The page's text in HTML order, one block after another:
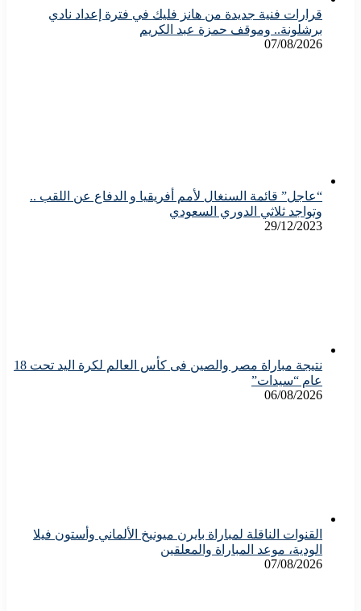
قرارات فنية جديدة من هانز فليك في فترة إعداد نادي
برشلونة.. وموقف حمزة عبد الكريم
07/08/2026
“عاجل” قائمة السنغال لأمم أفريقيا و الدفاع عن اللقب ..
وتواجد ثلاثي الدوري السعودي
29/12/2023
نتيجة مباراة مصر والصين فى كأس العالم لكرة اليد تحت 18
عام “سيدات”
06/08/2026
القنوات الناقلة لمباراة بايرن ميونيخ الألماني وأستون فيلا
الودية، موعد المباراة والمعلقين
07/08/2026